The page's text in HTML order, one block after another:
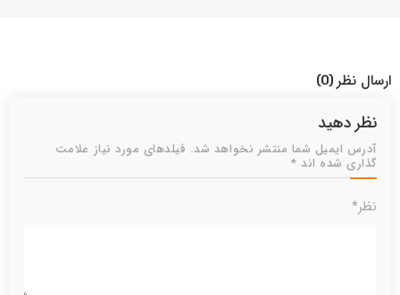
ارسال نظر (0)
نظر دهید
آدرس ایمیل شما منتشر نخواهد شد. فیلدهای مورد نیاز علامت
گذاری شده اند *
نظر*